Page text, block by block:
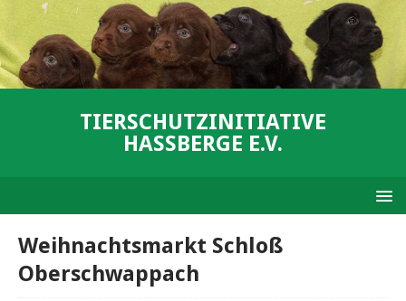
TIERSCHUTZINITIATIVE
HASSBERGE E.V.
Weihnachtsmarkt Schloß
Oberschwappach